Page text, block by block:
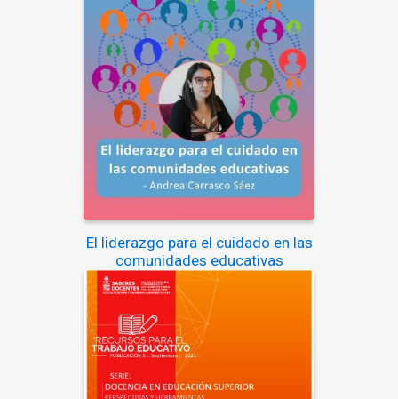
El liderazgo para el cuidado en las
comunidades educativas